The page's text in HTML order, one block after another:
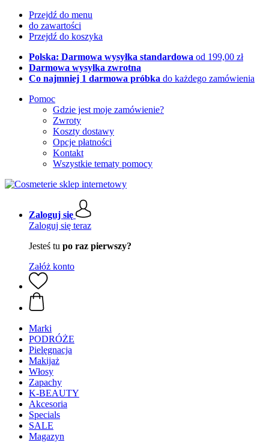
Przejdź do menu
do zawartości
Przejdź do koszyka
Polska: Darmowa wysyłka standardowa od 199,00 zł
Darmowa wysyłka zwrotna
Co najmniej 1 darmowa próbka do każdego zamówienia
Pomoc
Gdzie jest moje zamówienie?
Zwroty
Koszty dostawy
Opcje płatności
Kontakt
Wszystkie tematy pomocy
Zaloguj się
Zaloguj się teraz
Jesteś tu po raz pierwszy?
Załóż konto
Marki
PODRÓŻE
Pielęgnacja
Makijaż
Włosy
Zapachy
K-BEAUTY
Akcesoria
Specials
SALE
Magazyn